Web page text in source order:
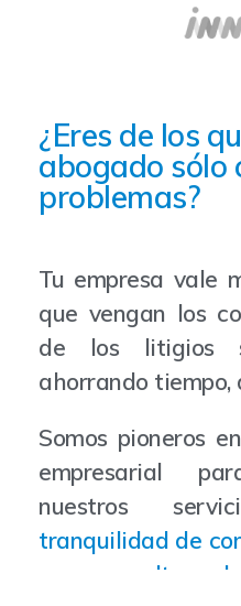
¿Eres de los
abogado sólo
problemas?
Tu empresa vale
que vengan los
de los litigios
ahorrando tiempo,
Somos pioneros
empresarial
nuestros
tranquilidad de
para consultar